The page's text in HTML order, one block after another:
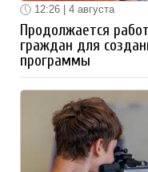
12:26 | 4 августа
Продолжается
граждан для
программы